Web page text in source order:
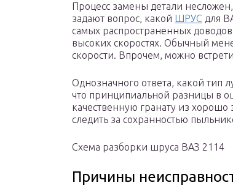
Процесс замены детали
задают вопрос, какой ШРУС для
самых распространенных
высоких скоростях. Обычный
скорости. Впрочем, можно
Однозначного ответа, какой тип
что принципиальной разницы в
качественную гранату из хорошо
следить за сохранностью
Схема разборки шруса ВАЗ 2114
Причины